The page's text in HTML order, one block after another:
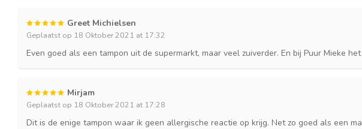
Greet Michielsen
Geplaatst op 18 Oktober 2021 at 17:32
Even goed als een tampon uit de supermarkt, maar veel zuiverder. En bij Puur Mieke
Mirjam
Geplaatst op 18 Oktober 2021 at 17:28
Dit is de enige tampon waar ik geen allergische reactie op krijg. Net zo goed als een